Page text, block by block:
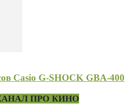
Casio G-SHOCK GBA-400
ПРО КИНО